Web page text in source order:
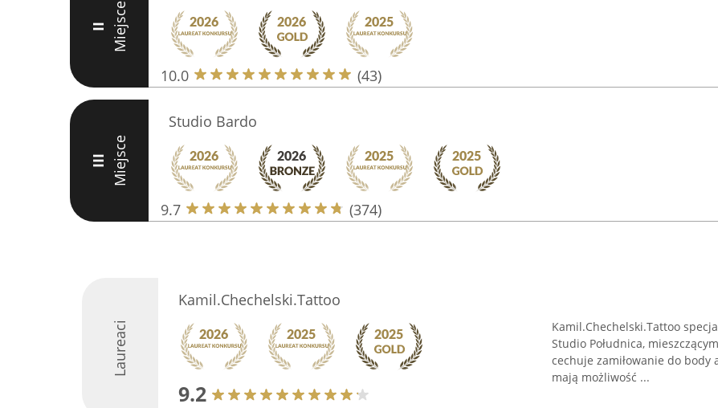
II Miejsce
10.0 (43)
III Miejsce
Studio Bardo
9.7 (374)
Laureaci
Kamil.Chechelski.Tattoo
9.2
Kamil.Chechelski.Tattoo
Studio Południca,
cechuje zamiłowanie do
mają możliwość ...